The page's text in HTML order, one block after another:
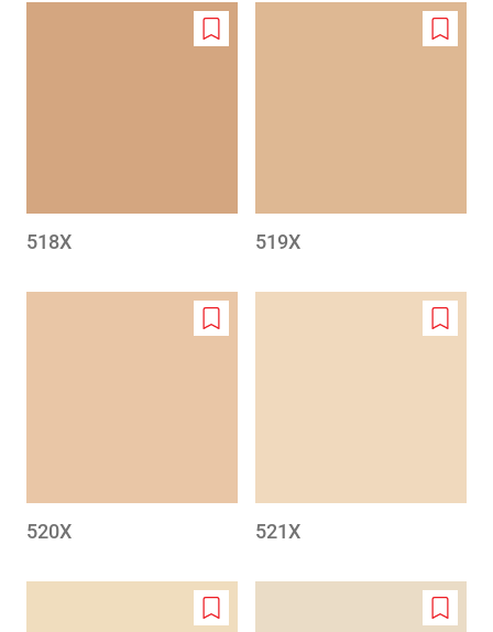
Add
518X
Add
519X
Add
520X
Add
521X
Add
Add